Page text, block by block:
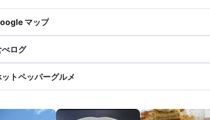
マップ
べログ
ットペッパーグルメ